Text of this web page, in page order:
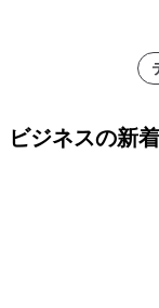
ビジネスの新着